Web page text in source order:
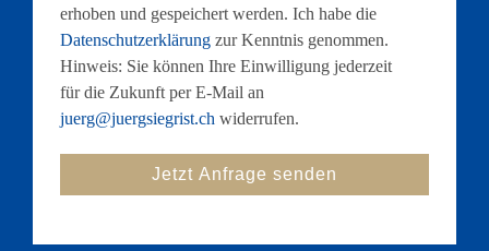
erhoben und gespeichert werden. Ich habe die
Datenschutzerklärungzur Kenntnis genommen.
Hinweis: Sie können Ihre Einwilligung jederzeit
für die Zukunft per E-Mail an
juerg@juergsiegrist.ch widerrufen.